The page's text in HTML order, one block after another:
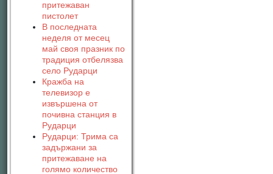
притежаван
пистолет
В последната
неделя от месец
май своя празник по
традиция отбелязва
село Рударци
Кражба на
телевизор е
извършена от
почивна станция в
Рударци
Рударци: Трима са
задържани за
притежаване на
голямо количество